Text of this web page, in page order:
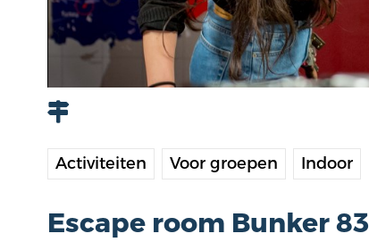
Activiteiten Voor groepen Indoor
Escape room Bunker 83